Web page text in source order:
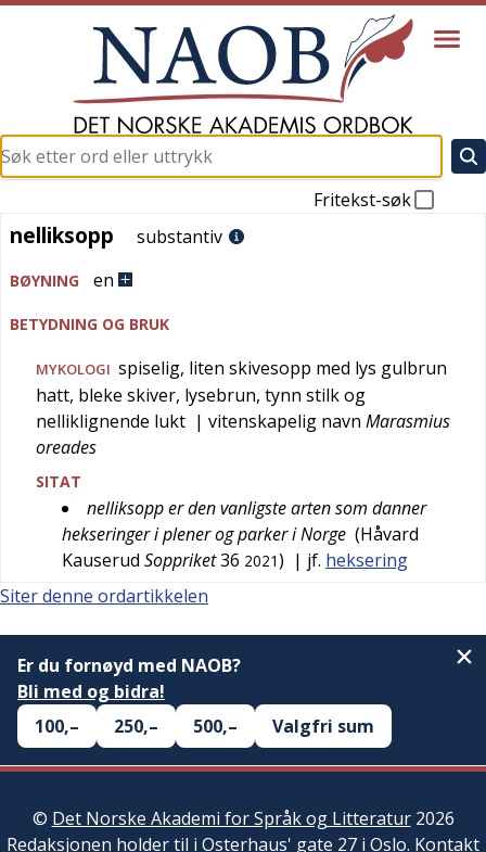
Fritekst-søk
nelliksopp
nelliksopp substantiv
BØYNING en
BETYDNING OG BRUK
MYKOLOGI spiselig, liten skivesopp med lys gulbrun
hatt, bleke skiver, lysebrun, tynn stilk og
nelliklignende lukt | vitenskapelig navn Marasmius
oreades
SITAT
nelliksopp er den vanligste arten som danner
hekseringer i plener og parker i Norge (Håvard
Kauserud Soppriket36 2021) | jf. heksering
Siter denne ordartikkelen
Er du fornøyd med NAOB?
Bli med og bidra!
100,–
250,– 500,– Valgfri sum
© Det Norske Akademi for Språk og Litteratur2026
Redaksjonen holder til i Osterhaus' gate 27 i Oslo. Kontakt